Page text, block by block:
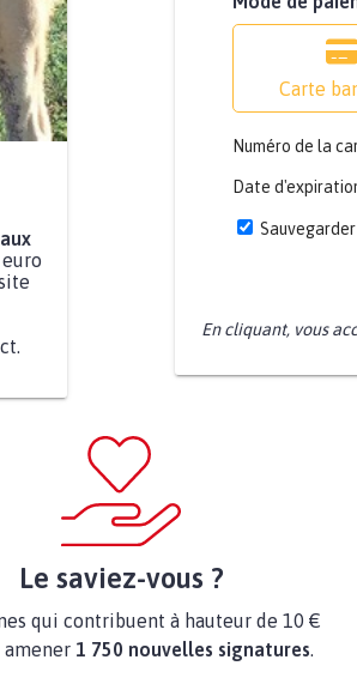
Carte
Numéro de la
Date
En cliquant, vous
Le saviez-vous ?
qui contribuent à hauteur de 10 €
amener 1 750 nouvelles signatures